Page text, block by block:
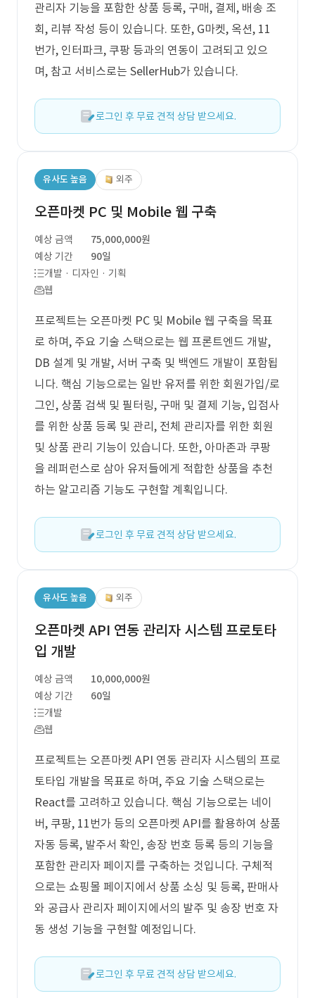
관리자 기능을 포함한 상품 등록, 구매, 결제, 배송 조
회, 리뷰 작성 등이 있습니다. 또한, G마켓, 옥션, 11
번가, 인터파크, 쿠팡 등과의 연동이 고려되고 있으
며, 참고 서비스로는 SellerHub가 있습니다.
로그인 후 무료 견적 상담 받으세요.
유사도 높음 외주
오픈마켓 PC 및 Mobile 웹 구축
예상 금액
75,000,000원
예상 기간
90일
개발 · 디자인 · 기획
웹
프로젝트는 오픈마켓 PC 및 Mobile 웹 구축을 목표
로 하며, 주요 기술 스택으로는 웹 프론트엔드 개발,
DB 설계 및 개발, 서버 구축 및 백엔드 개발이 포함됩
니다. 핵심 기능으로는 일반 유저를 위한 회원가입/로
그인, 상품 검색 및 필터링, 구매 및 결제 기능, 입점사
를 위한 상품 등록 및 관리, 전체 관리자를 위한 회원
및 상품 관리 기능이 있습니다. 또한, 아마존과 쿠팡
을 레퍼런스로 삼아 유저들에게 적합한 상품을 추천
하는 알고리즘 기능도 구현할 계획입니다.
로그인 후 무료 견적 상담 받으세요.
유사도 높음 외주
오픈마켓 API 연동 관리자 시스템 프로토타
입 개발
예상 금액
10,000,000원
예상 기간
60일
개발
웹
프로젝트는 오픈마켓 API 연동 관리자 시스템의 프로
토타입 개발을 목표로 하며, 주요 기술 스택으로는
React를 고려하고 있습니다. 핵심 기능으로는 네이
버, 쿠팡, 11번가 등의 오픈마켓 API를 활용하여 상품
자동 등록, 발주서 확인, 송장 번호 등록 등의 기능을
포함한 관리자 페이지를 구축하는 것입니다. 구체적
으로는 쇼핑몰 페이지에서 상품 소싱 및 등록, 판매사
와 공급사 관리자 페이지에서의 발주 및 송장 번호 자
동 생성 기능을 구현할 예정입니다.
로그인 후 무료 견적 상담 받으세요.